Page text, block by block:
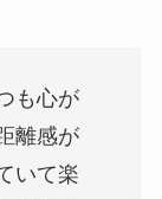
も心が
離感が
いて楽